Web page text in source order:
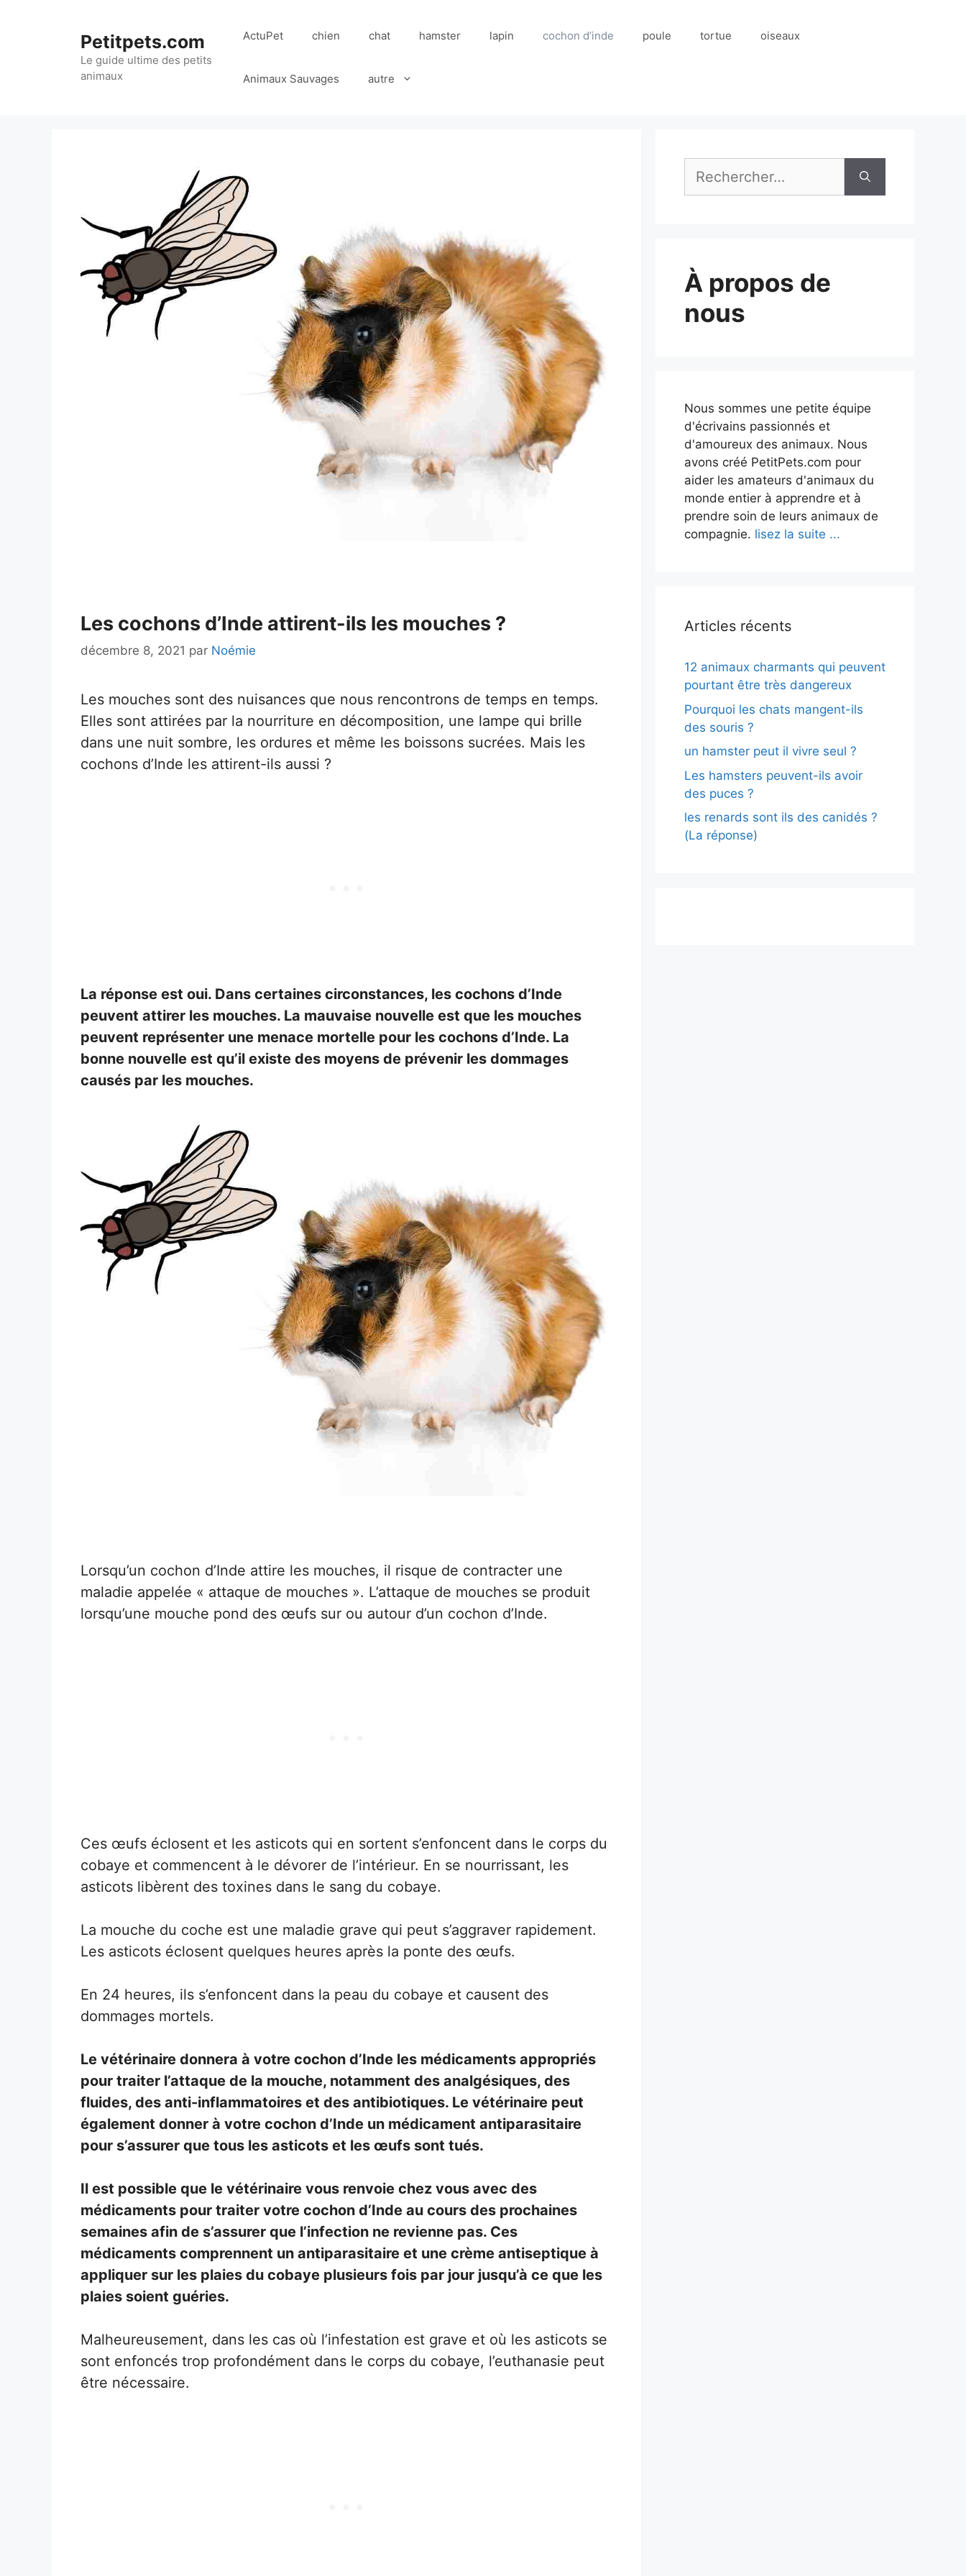
Petitpets.com
Le guide ultime des petits
animaux
ActuPet chien chat hamster lapin cochon d’inde poule tortue oiseaux
Animaux Sauvages autre
Les cochons d’Inde attirent-ils les mouches ?
décembre 8, 2021 par Noémie
Les mouches sont des nuisances que nous rencontrons de temps en temps.
Elles sont attirées par la nourriture en décomposition, une lampe qui brille
dans une nuit sombre, les ordures et même les boissons sucrées. Mais les
cochons d’Inde les attirent-ils aussi ?
La réponse est oui. Dans certaines circonstances, les cochons d’Inde
peuvent attirer les mouches. La mauvaise nouvelle est que les mouches
peuvent représenter une menace mortelle pour les cochons d’Inde. La
bonne nouvelle est qu’il existe des moyens de prévenir les dommages
causés par les mouches.
Lorsqu’un cochon d’Inde attire les mouches, il risque de contracter une
maladie appelée « attaque de mouches ». L’attaque de mouches se produit
lorsqu’une mouche pond des œufs sur ou autour d’un cochon d’Inde.
Ces œufs éclosent et les asticots qui en sortent s’enfoncent dans le corps du
cobaye et commencent à le dévorer de l’intérieur. En se nourrissant, les
asticots libèrent des toxines dans le sang du cobaye.
La mouche du coche est une maladie grave qui peut s’aggraver rapidement.
Les asticots éclosent quelques heures après la ponte des œufs.
En 24 heures, ils s’enfoncent dans la peau du cobaye et causent des
dommages mortels.
Le vétérinaire donnera à votre cochon d’Inde les médicaments appropriés
pour traiter l’attaque de la mouche, notamment des analgésiques, des
fluides, des anti-inflammatoires et des antibiotiques. Le vétérinaire peut
également donner à votre cochon d’Inde un médicament antiparasitaire
pour s’assurer que tous les asticots et les œufs sont tués.
Il est possible que le vétérinaire vous renvoie chez vous avec des
médicaments pour traiter votre cochon d’Inde au cours des prochaines
semaines afin de s’assurer que l’infection ne revienne pas. Ces
médicaments comprennent un antiparasitaire et une crème antiseptique à
appliquer sur les plaies du cobaye plusieurs fois par jour jusqu’à ce que les
plaies soient guéries.
Malheureusement, dans les cas où l’infestation est grave et où les asticots se
sont enfoncés trop profondément dans le corps du cobaye, l’euthanasie peut
être nécessaire.
À propos de
nous
Nous sommes une petite équipe
d'écrivains passionnés et
d'amoureux des animaux. Nous
avons créé PetitPets.com pour
aider les amateurs d'animaux du
monde entier à apprendre et à
prendre soin de leurs animaux de
compagnie. lisez la suite ...
Articles récents
12 animaux charmants qui peuvent
pourtant être très dangereux
Pourquoi les chats mangent-ils
des souris ?
un hamster peut il vivre seul ?
Les hamsters peuvent-ils avoir
des puces ?
les renards sont ils des canidés ?
(La réponse)